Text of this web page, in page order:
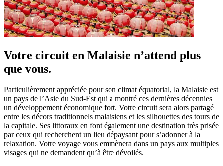
Votre circuit en Malaisie n’attend plus
que vous.
Particulièrement appréciée pour son climat équatorial, la Malaisie est
un pays de l’Asie du Sud-Est qui a montré ces dernières décennies
un développement économique fort. Votre circuit sera alors partagé
entre les décors traditionnels malaisiens et les silhouettes des tours de
la capitale. Ses littoraux en font également une destination très prisée
par ceux qui recherchent un lieu dépaysant pour s’adonner à la
relaxation. Votre voyage vous emmènera dans un pays aux multiples
visages qui ne demandent qu’à être dévoilés.